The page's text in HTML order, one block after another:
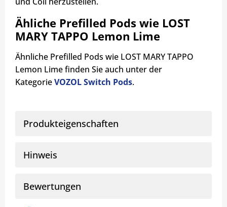
Ähliche Prefilled Pods wie LOST
MARY TAPPO Lemon Lime
Ähnliche Prefilled Pods wie LOST MARY TAPPO
Lemon Lime finden Sie auch unter der
KategorieVOZOL Switch Pods.
Produkteigenschaften
Hinweis
Bewertungen